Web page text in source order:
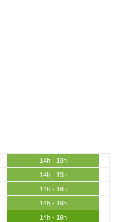
14h - 19h
14h - 19h
14h - 19h
14h - 19h
14h - 19h